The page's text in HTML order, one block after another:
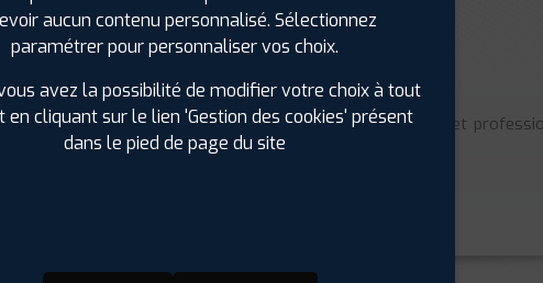
pour les RDV. Les gens sont gentils, souriants, humains et
aucun contenu personnalisé. Sélectionnez
paramétrer pour personnaliser vos choix.
avez la possibilité de modifier votre choix à tout
en cliquant sur le lien 'Gestion des cookies' présent
dans le pied de page du site